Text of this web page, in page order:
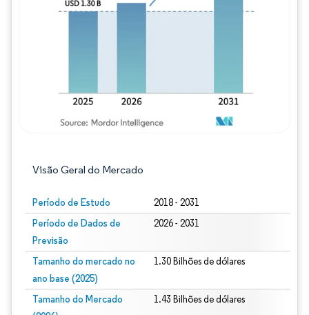
Visão Geral do Mercado
Período de Estudo 2018 - 2031
Período de Dados de
Previsão
2026 - 2031
Tamanho do mercado no
ano base (2025)
1.30 Bilhões de dólares
Tamanho do Mercado
1.43 Bilhões de dólares